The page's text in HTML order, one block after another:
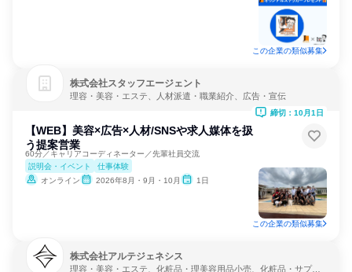
この企業の類似募集
株式会社スタッフエージェント
理容・美容・エステ、人材派遣・職業紹介、広告・宣伝
【WEB】美容×広告×人材/SNSや求人媒体を扱
う提案営業
60分／キャリアコーディネーター／先輩社員交流
説明会・イベント
仕事体験
オンライン
2026年8月・9月・10月 1日
締切：10月1日
この企業の類似募集
株式会社アルテジェネシス
理容・美容・エステ、化粧品・理美容用品小売、化粧品・サプリ